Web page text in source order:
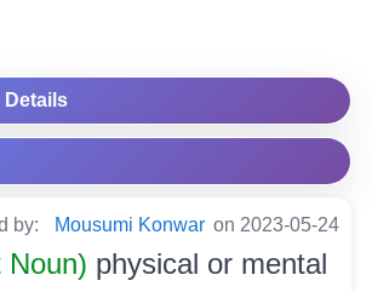
Details
by: Mousumi Konwar on 2023-05-24
Noun) physical or mental